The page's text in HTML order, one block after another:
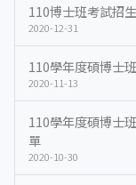
110博士班考試招
2020-12-31
110學年度碩博士
2020-11-13
110學年度碩博士
單
2020-10-30